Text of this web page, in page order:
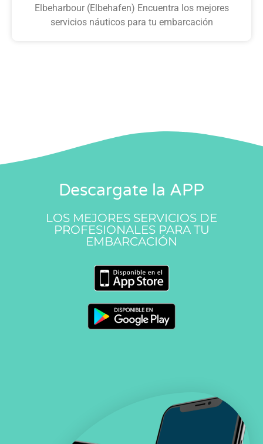
Elbeharbour (Elbehafen) Encuentra los mejores
servicios náuticos para tu embarcación
Descargate la APP
LOS MEJORES SERVICIOS DE
PROFESIONALES PARA TU
EMBARCACIÓN